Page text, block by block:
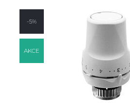
-5%
AKCE